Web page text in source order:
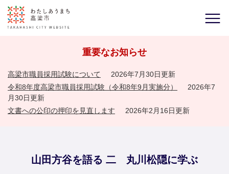
重要なお知らせ
高梁市職員採用試験について
2026年7月30日更新
令和8年度高梁市職員採用試験（令和8年9月実施分）
2026年7
月30日更新
文書への公印の押印を見直します
2026年2月16日更新
山田方谷を語る 二 丸川松隠に学ぶ